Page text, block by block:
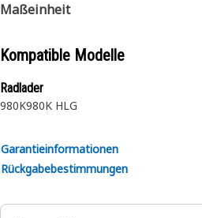
Maßeinheit
Kompatible Modelle
Radlader
980K980K HLG
Garantieinformationen
Rückgabebestimmungen